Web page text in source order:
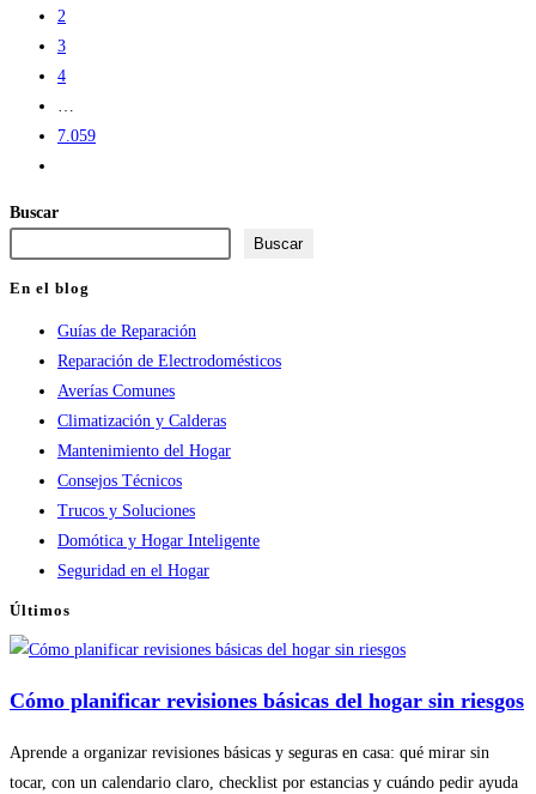
2
3
4
7.059
la
página
siguiente
Buscar
Buscar
En el blog
Guías de Reparación
Reparación de Electrodomésticos
Averías Comunes
Climatización y Calderas
Mantenimiento del Hogar
Consejos Técnicos
Trucos y Soluciones
Domótica y Hogar Inteligente
Seguridad en el Hogar
Últimos
Cómo planificar revisiones básicas del hogar sin riesgos
Aprende a organizar revisiones básicas y seguras en casa: qué mirar sin
tocar, con un calendario claro, checklist por estancias y cuándo pedir ayuda